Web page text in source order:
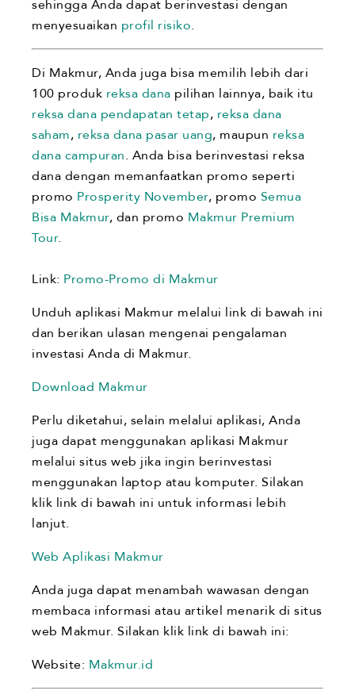
sehingga Anda dapat berinvestasi dengan
menyesuaikan profil risiko.
Di Makmur, Anda juga bisa memilih lebih dari
100 produk reksa dana pilihan lainnya, baik itu
reksa dana pendapatan tetap, reksa dana
saham, reksa dana pasar uang, maupun reksa
dana campuran. Anda bisa berinvestasi reksa
dana dengan memanfaatkan promo seperti
promo Prosperity November, promo Semua
Bisa Makmur, dan promo Makmur Premium
Tour.
Link: Promo-Promo di Makmur
Unduh aplikasi Makmur melalui link di bawah ini
dan berikan ulasan mengenai pengalaman
investasi Anda di Makmur.
Download Makmur
Perlu diketahui, selain melalui aplikasi, Anda
juga dapat menggunakan aplikasi Makmur
melalui situs web jika ingin berinvestasi
menggunakan laptop atau komputer. Silakan
klik link di bawah ini untuk informasi lebih
lanjut.
Web Aplikasi Makmur
Anda juga dapat menambah wawasan dengan
membaca informasi atau artikel menarik di situs
web Makmur. Silakan klik link di bawah ini:
Website: Makmur.id